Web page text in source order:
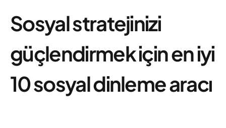
Sosyal stratejinizi
güçlendirmek için en iyi
10 sosyal dinleme aracı